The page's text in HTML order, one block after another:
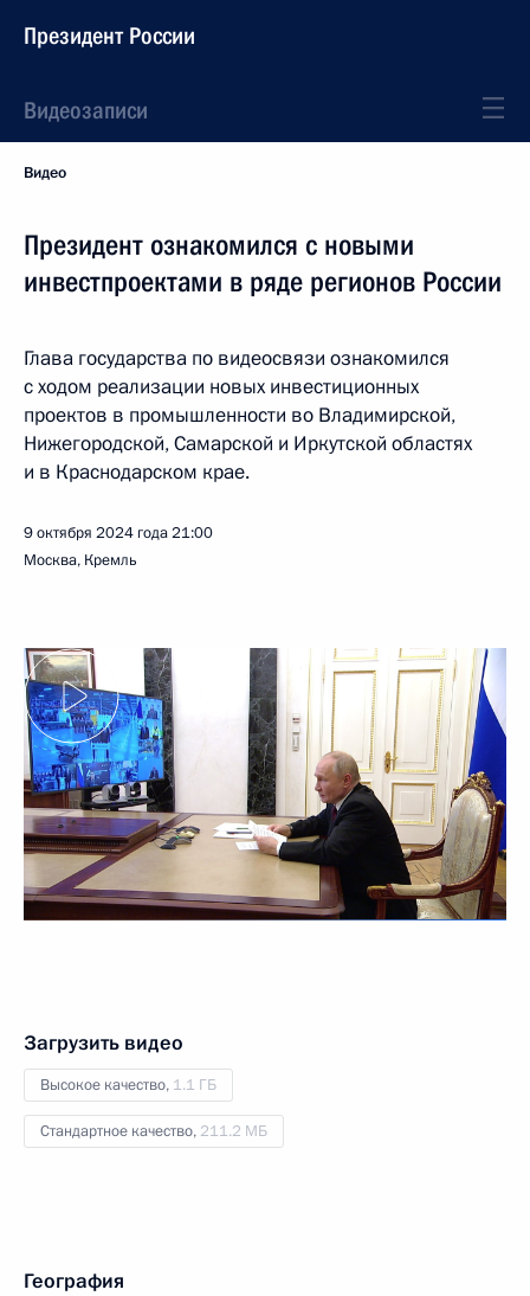
Президент России
Видеозаписи
Видео
Президент ознакомился с новыми
инвестпроектами в ряде регионов России
Глава государства по видеосвязи ознакомился
с ходом реализации новых инвестиционных
проектов в промышленности во Владимирской,
Нижегородской, Самарской и Иркутской областях
и в Краснодарском крае.
9 октября 2024 года21:00
Москва, Кремль
Загрузить видео
Высокое качество, 1.1 ГБ
Стандартное качество, 211.2 МБ
География